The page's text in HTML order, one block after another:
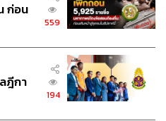
บาท)เหมาะกับคนรัก
ไตล์ตะวันออกกลาง เสิร์ฟมา
กคะน้า โยเกิร์ต และแซลมอน
น
ก่อน
559
ฎีกา
194